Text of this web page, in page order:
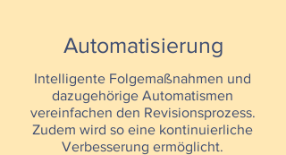
Automatisierung
Intelligente Folgemaßnahmen und
dazugehörige Automatismen
vereinfachen den Revisionsprozess.
Zudem wird so eine kontinuierliche
Verbesserung ermöglicht.